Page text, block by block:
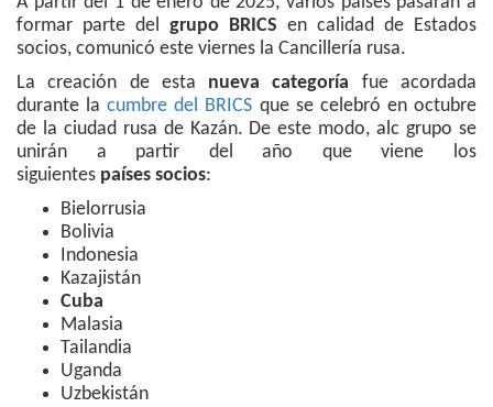
formar parte del grupo BRICS en calidad de Estados
socios, comunicó este viernes la Cancillería rusa.
La creación de esta nueva categoría fue acordada
durante lacumbre del BRICS que se celebró en octubre
de la ciudad rusa de Kazán. De este modo, alc grupo se
unirán a partir del año que viene los
siguientes países socios:
Bielorrusia
Bolivia
Indonesia
Kazajistán
Cuba
Malasia
Tailandia
Uganda
Uzbekistán